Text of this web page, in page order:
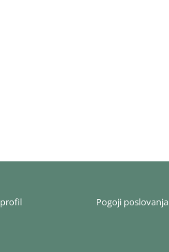
Pogoji poslovanja